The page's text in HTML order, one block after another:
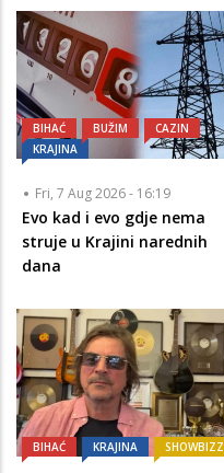
BIHAĆ BUŽIM
CAZIN
KRAJINA
Fri, 7 Aug 2026 - 16:19
Evo kad i evo gdje nema
struje u Krajini narednih
dana
BIHAĆ KRAJINA SHOWBIZZ